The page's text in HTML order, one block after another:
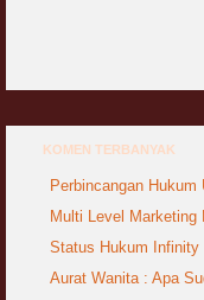
KOMEN TERBANYAK
Perbincangan Hukum
Multi Level Marketing
Status Hukum Infinity
Aurat Wanita : Apa